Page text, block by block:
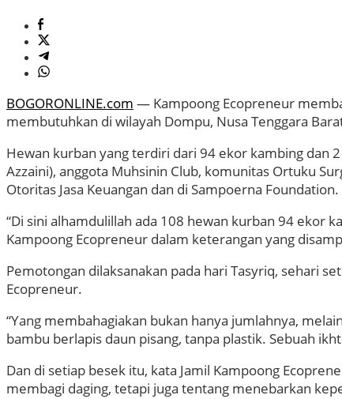
BOGORONLINE.com — Kampoong Ecopreneur
membutuhkan di wilayah Dompu, Nusa Tenggara
Hewan kurban yang terdiri dari 94 ekor kambing dan
Azzaini), anggota Muhsinin Club, komunitas Ortuku
Otoritas Jasa Keuangan dan di Sampoerna Foundation.
“Di sini alhamdulillah ada 108 hewan kurban 94 ekor
Kampoong Ecopreneur dalam keterangan yang
Pemotongan dilaksanakan pada hari Tasyriq, sehari
Ecopreneur.
“Yang membahagiakan bukan hanya jumlahnya,
bambu berlapis daun pisang, tanpa plastik. Sebuah
Dan di setiap besek itu, kata Jamil Kampoong
membagi daging, tetapi juga tentang menebarkan